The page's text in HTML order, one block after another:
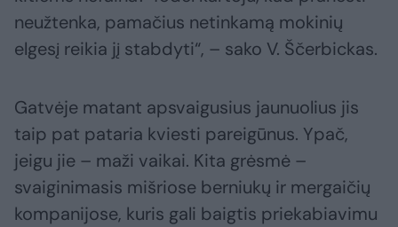
neužtenka, pamačius netinkamą mokinių
elgesį reikia jį stabdyti“, – sako V. Ščerbickas.
Gatvėje matant apsvaigusius jaunuolius jis
taip pat pataria kviesti pareigūnus. Ypač,
jeigu jie – maži vaikai. Kita grėsmė –
svaiginimasis mišriose berniukų ir mergaičių
kompanijose, kuris gali baigtis priekabiavimu